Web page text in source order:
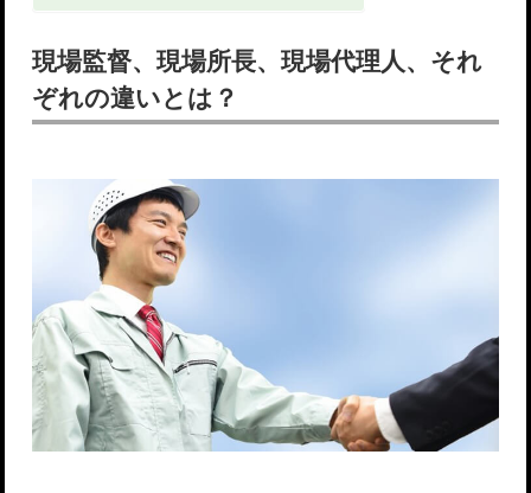
現場監督、現場所長、現場代理人、それ
ぞれの違いとは？